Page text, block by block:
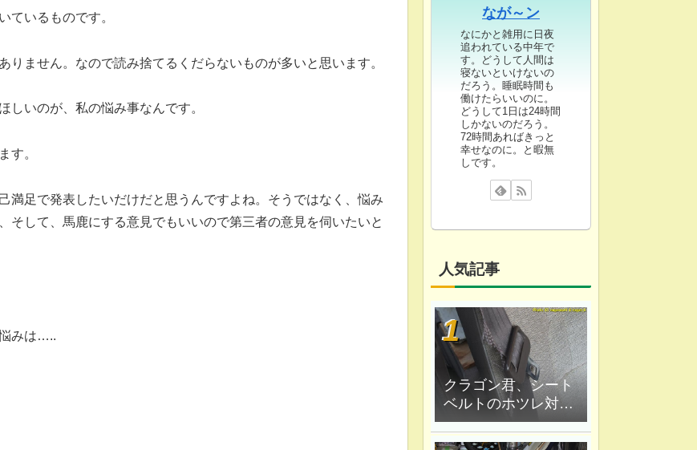
ているものです。
りません。なので読み捨てるくだらないものが多いと思います。
しいのが、私の悩み事なんです。
す。
満足で発表したいだけだと思うんですよね。そうではなく、悩み
そして、馬鹿にする意見でもいいので第三者の意見を伺いたいと
みは…..
なが～ン
なにかと雑用に日夜
追われている中年で
す。どうして人間は
寝ないといけないの
だろう。睡眠時間も
働けたらいいのに。
どうして1日は24時間
しかないのだろう。
72時間あればきっと
幸せなのに。と暇無
しです。
人気記事
クラゴン君、シート
ベルトのホツレ対策
修理、ハンダ鏝で炙
ってみる